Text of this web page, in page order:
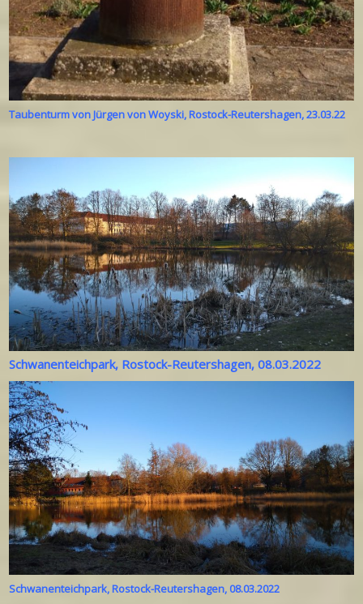
Taubenturm von Jürgen von Woyski, Rostock-Reutershagen, 23.03.22
Schwanenteichpark, Rostock-Reutershagen, 08.03.2022
Schwanenteichpark, Rostock-Reutershagen, 08.03.2022